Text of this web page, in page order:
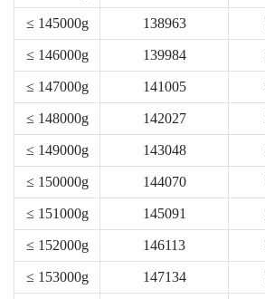
≤ 145000g 138963
≤ 146000g 139984
≤ 147000g 141005
≤ 148000g 142027
≤ 149000g 143048
≤ 150000g 144070
≤ 151000g 145091
≤ 152000g 146113
≤ 153000g 147134